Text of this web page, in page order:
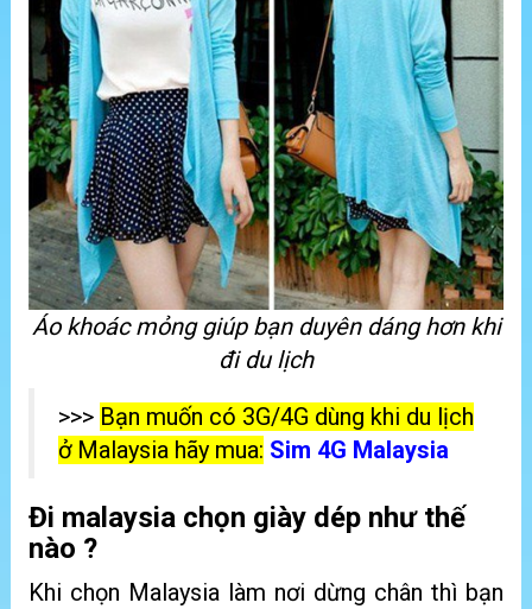
Áo khoác mỏng giúp bạn duyên dáng hơn khi
đi du lịch
>>> Bạn muốn có 3G/4G dùng khi du lịch
ở Malaysia hãy mua: Sim 4G Malaysia
Đi malaysia chọn giày dép như thế
nào ?
Khi chọn Malaysia làm nơi dừng chân thì bạn